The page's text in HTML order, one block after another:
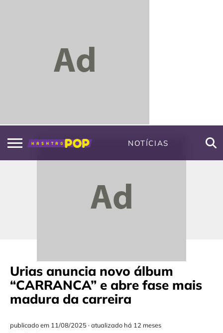
NOTÍCIAS
Urias anuncia novo álbum
“CARRANCA” e abre fase mais
madura da carreira
publicado em 11/08/2025 ·atualizado há 12 meses